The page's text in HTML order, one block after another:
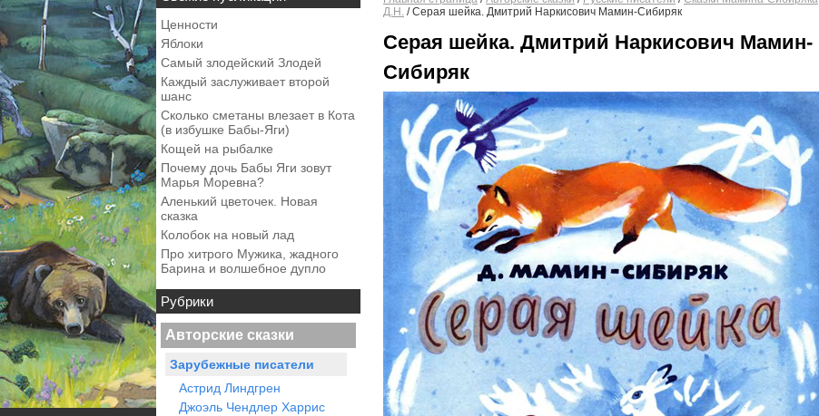
Ценности
Яблоки
Самый злодейский Злодей
Каждый заслуживает второй
шанс
Сколько сметаны влезает в Кота
(в избушке Бабы-Яги)
Кощей на рыбалке
Почему дочь Бабы Яги зовут
Марья Моревна?
Аленький цветочек. Новая
сказка
Колобок на новый лад
Про хитрого Мужика, жадного
Барина и волшебное дупло
Рубрики
Авторские сказки
Зарубежные писатели
Астрид Линдгрен
Джоэль Чендлер Харрис
Д.Н. /Серая шейка. Дмитрий Наркисович Мамин-Сибиряк
Серая шейка. Дмитрий Наркисович Мамин-
Сибиряк